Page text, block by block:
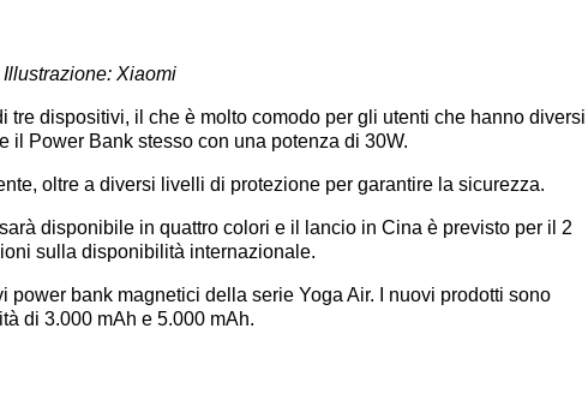
Xiaomi
tre dispositivi, il che è molto comodo per gli utenti che hanno diversi
il Power Bank stesso con una potenza di 30W.
oltre a diversi livelli di protezione per garantire la sicurezza.
disponibile in quattro colori e il lancio in Cina è previsto per il 2
sulla disponibilità internazionale.
power bank magnetici della serie Yoga Air. I nuovi prodotti sono
di 3.000 mAh e 5.000 mAh.